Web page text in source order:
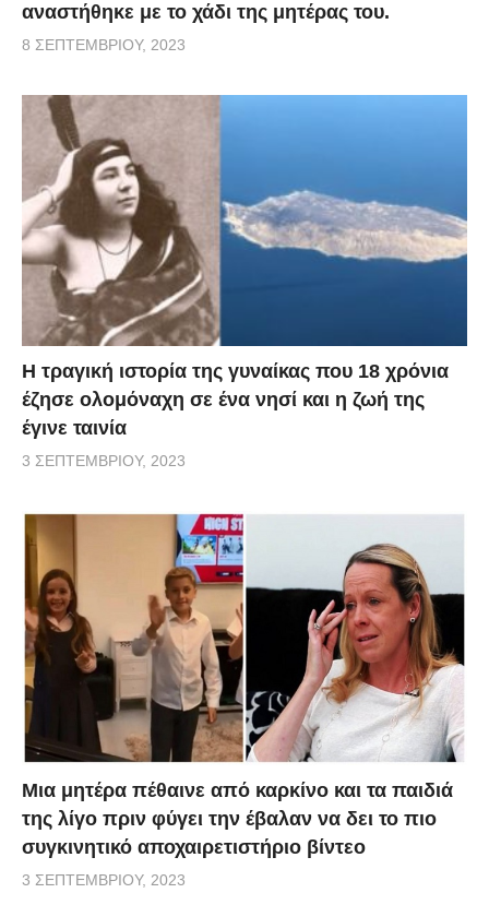
αναστήθηκε με το χάδι της μητέρας του.
8 ΣΕΠΤΕΜΒΡΊΟΥ, 2023
Η τραγική ιστορία της γυναίκας που 18 χρόνια
έζησε ολομόναχη σε ένα νησί και η ζωή της
έγινε ταινία
3 ΣΕΠΤΕΜΒΡΊΟΥ, 2023
Μια μητέρα πέθαινε από καρκίνο και τα παιδιά
της λίγο πριν φύγει την έβαλαν να δει το πιο
συγκινητικό αποχαιρετιστήριο βίντεο
3 ΣΕΠΤΕΜΒΡΊΟΥ, 2023